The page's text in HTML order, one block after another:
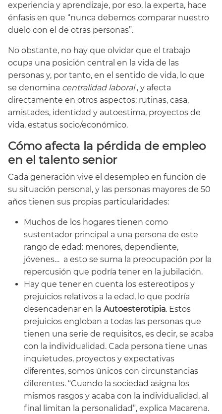
experiencia y aprendizaje, por eso, la experta, hace
énfasis en que “nunca debemos comparar nuestro
duelo con el de otras personas”.
No obstante, no hay que olvidar que el trabajo
ocupa una posición central en la vida de las
personas y, por tanto, en el sentido de vida, lo que
se denomina centralidad laboral, y afecta
directamente en otros aspectos: rutinas, casa,
amistades, identidad y autoestima, proyectos de
vida, estatus socio/económico.
Cómo afecta la pérdida de empleo
en el talento senior
Cada generación vive el desempleo en función de
su situación personal, y las personas mayores de 50
años tienen sus propias particularidades:
Muchos de los hogares tienen como
sustentador principal a una persona de este
rango de edad: menores, dependiente,
jóvenes… a esto se suma la preocupación por la
repercusión que podría tener en la jubilación.
Hay que tener en cuenta los estereotipos y
prejuicios relativos a la edad, lo que podría
desencadenar en la Autoesterotipia. Estos
prejuicios engloban a todas las personas que
tienen una serie de requisitos, es decir, se acaba
con la individualidad. Cada persona tiene unas
inquietudes, proyectos y expectativas
diferentes, somos únicos con circunstancias
diferentes. “Cuando la sociedad asigna los
mismos rasgos y acaba con la individualidad, al
final limitan la personalidad”, explica Macarena.